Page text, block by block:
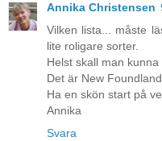
Annika Christensen
Vilken lista... måste
lite roligare sorter.
Helst skall man
Det är New
Ha en skön start på
Annika
Svara